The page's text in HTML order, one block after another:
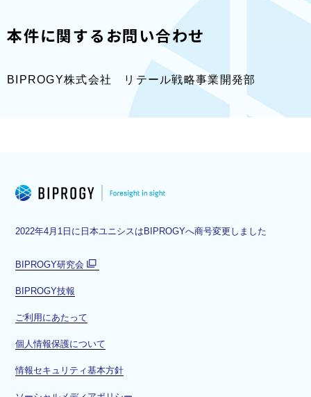
本件に関するお問い合わせ
BIPROGY株式会社 リテール戦略事業開発部
2022年4月1日に日本ユニシスはBIPROGYへ商号変更しました
BIPROGY研究会
ド
で
BIPROGY技報
ご利用にあたって
個人情報保護について
情報セキュリティ基本方針